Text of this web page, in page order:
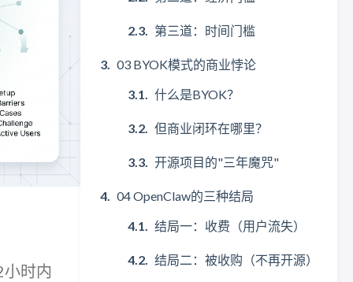
第三道：时间门槛
03 BYOK模式的商业悖论
什么是BYOK？
但商业闭环在哪里？
开源项目的"三年魔咒"
04 OpenClaw的三种结局
结局一：收费（用户流失）
结局二：被收购（不再开源）
时内